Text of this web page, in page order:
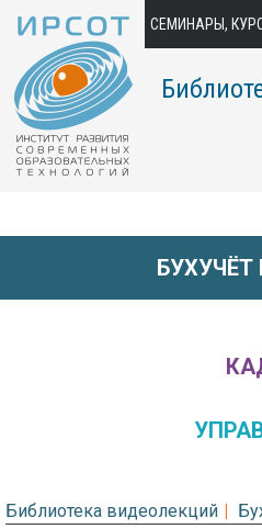
СЕМИНАРЫ,
Библиотека видеолекций